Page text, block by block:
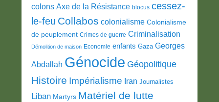
colons Axe de la Résistance blocus cessez-
le-feu Collabos colonialisme Colonialisme
de peuplement Crimes de guerre Criminalisation
Démolition de maison Economie enfants Gaza Georges
Abdallah Génocide Géopolitique
Histoire Impérialisme Iran Journalistes
Liban Martyrs Matériel de lutte